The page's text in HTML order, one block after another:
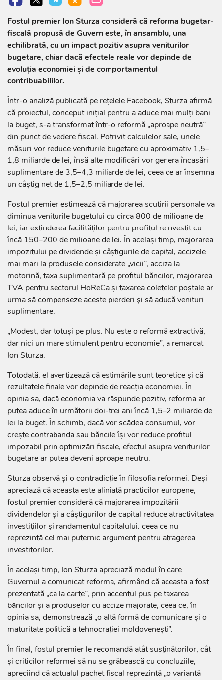
Fostul premier Ion Sturza consideră că reforma bugetar-
fiscală propusă de Guvern este, în ansamblu, una
echilibrată, cu un impact pozitiv asupra veniturilor
bugetare, chiar dacă efectele reale vor depinde de
evoluția economiei și de comportamentul
contribuabililor.
Într-o analiză publicată pe rețelele Facebook, Sturza afirmă
că proiectul, conceput inițial pentru a aduce mai mulți bani
la buget, s-a transformat într-o reformă „aproape neutră”
din punct de vedere fiscal. Potrivit calculelor sale, unele
măsuri vor reduce veniturile bugetare cu aproximativ 1,5–
1,8 miliarde de lei, însă alte modificări vor genera încasări
suplimentare de 3,5–4,3 miliarde de lei, ceea ce ar însemna
un câștig net de 1,5–2,5 miliarde de lei.
Fostul premier estimează că majorarea scutirii personale va
diminua veniturile bugetului cu circa 800 de milioane de
lei, iar extinderea facilităților pentru profitul reinvestit cu
încă 150–200 de milioane de lei. În același timp, majorarea
impozitului pe dividende și câștigurile de capital, accizele
mai mari la produsele considerate „vicii”, acciza la
motorină, taxa suplimentară pe profitul băncilor, majorarea
TVA pentru sectorul HoReCa și taxarea coletelor poștale ar
urma să compenseze aceste pierderi și să aducă venituri
suplimentare.
„Modest, dar totuși pe plus. Nu este o reformă extractivă,
dar nici un mare stimulent pentru economie”, a remarcat
Ion Sturza.
Totodată, el avertizează că estimările sunt teoretice și că
rezultatele finale vor depinde de reacția economiei. În
opinia sa, dacă economia va răspunde pozitiv, reforma ar
putea aduce în următorii doi-trei ani încă 1,5–2 miliarde de
lei la buget. În schimb, dacă vor scădea consumul, vor
crește contrabanda sau băncile își vor reduce profitul
impozabil prin optimizări fiscale, efectul asupra veniturilor
bugetare ar putea deveni aproape neutru.
Sturza observă și o contradicție în filosofia reformei. Deși
apreciază că aceasta este aliniată practicilor europene,
fostul premier consideră că majorarea impozitării
dividendelor și a câștigurilor de capital reduce atractivitatea
investițiilor și randamentul capitalului, ceea ce nu
reprezintă cel mai puternic argument pentru atragerea
investitorilor.
În același timp, Ion Sturza apreciază modul în care
Guvernul a comunicat reforma, afirmând că aceasta a fost
prezentată „ca la carte”, prin accentul pus pe taxarea
băncilor și a produselor cu accize majorate, ceea ce, în
opinia sa, demonstrează „o altă formă de comunicare și o
maturitate politică a tehnocrației moldovenești”.
În final, fostul premier le recomandă atât susținătorilor, cât
și criticilor reformei să nu se grăbească cu concluziile,
apreciind că actualul pachet fiscal reprezintă „o variantă